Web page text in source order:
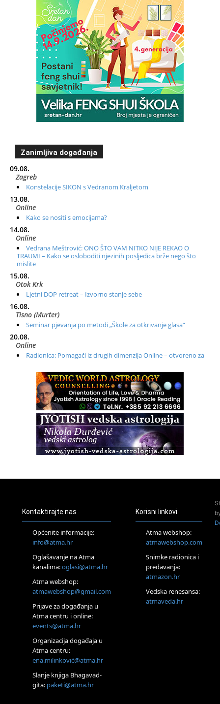
Zanimljiva događanja
09.08.
Zagreb
Konstelacije SIKON s Vedranom Kraljetom
13.08.
Online
Kako se nositi s emocijama?
14.08.
Online
Vedrana Meštrović: ONO ŠTO VAM NITKO NIJE REKAO O
TRAUMI – Kako se osloboditi njezinih posljedica brže nego što
mislite
15.08.
Otok Krk
Ljetni DOP retreat – Izvorno stanje sebe
16.08.
Tisno (Murter)
Seminar pjevanja po metodi „Škole za otkrivanje glasa“
20.08.
Online
Radionica: Pomagači iz drugih dimenzija Online – otvoreno za
Zagreb+Online
Osnovni ThetaHealing® tečaj, Zagreb i Online
Zagreb
Osnovna radionica za izscjeljivanje pranom (Basic Pranic
Healing course)
Access BARS®, otpusti stres
Pjesma srca / Zagreb
Tečaj Višeg Vodstva, razvijanja intuicije i Akaša zapisa
Online
Upisi u program Profesionalni hipnoterapeut — nova
Online
Postanite Nositelj Vibracije Nove Zemlje
Visoko
Alemka Dauskardt – Jednodnevna radionica sistemskih
konstelacija
Online
SPAVAJ… Priče za lakšu noć
Kontaktirajte nas
Općenite informacije:
info@atma.hr
Oglašavanje na Atma
kanalima:oglasi@atma.hr
Atma webshop:
atmawebshop@gmail.com
Prijave za događanja u
Atma centru i online:
events@atma.hr
Organizacija događaja u
Atma centru:
ena.milinković@atma.hr
Slanje knjiga Bhagavad-
gita: paketi@atma.hr
Korisni linkovi
Atma webshop:
atmawebshop.com
Snimke radionica i
predavanja:
atmazon.hr
Vedska renesansa:
atmaveda.hr